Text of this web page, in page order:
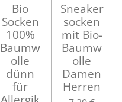
Bio
Socken
100%
Baumw
olle
dünn
für
Sneaker
socken
mit Bio-
Baumw
olle
Damen
Herren